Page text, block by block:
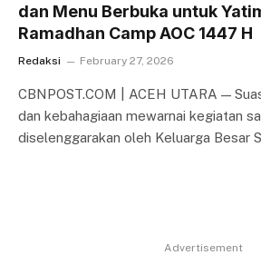
dan Menu Berbuka untuk
Ramadhan Camp AOC 1447 H
Redaksi February 27, 2026
CBNPOST.COM | ACEH UTARA —
dan kebahagiaan mewarnai kegiatan
diselenggarakan oleh Keluarga Besar
Advertisement